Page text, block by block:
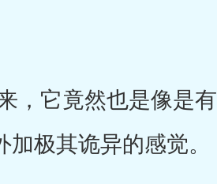
它竟然也是像是有
极其诡异的感觉。